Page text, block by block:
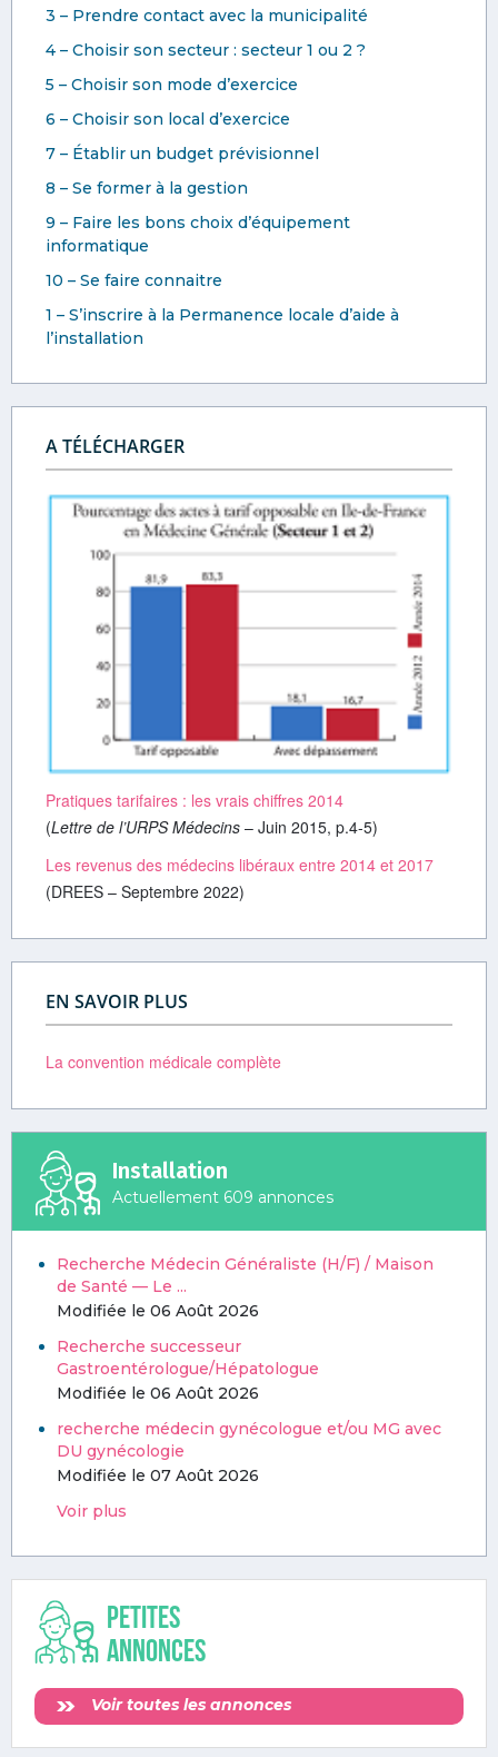
3 – Prendre contact avec la municipalité
4 – Choisir son secteur : secteur 1 ou 2 ?
5 – Choisir son mode d’exercice
6 – Choisir son local d’exercice
7 – Établir un budget prévisionnel
8 – Se former à la gestion
9 – Faire les bons choix d’équipement
informatique
10 – Se faire connaitre
1 – S’inscrire à la Permanence locale d’aide à
l’installation
A TÉLÉCHARGER
Pratiques tarifaires : les vrais chiffres 2014
(Lettre de l’URPS Médecins – Juin 2015, p.4-5)
Les revenus des médecins libéraux entre 2014 et 2017
(DREES – Septembre 2022)
EN SAVOIR PLUS
La convention médicale complète
Installation
Actuellement 609 annonces
Recherche Médecin Généraliste (H/F) / Maison
de Santé — Le ...
Modifiée le 06 Août 2026
Recherche successeur
Gastroentérologue/Hépatologue
Modifiée le 06 Août 2026
recherche médecin gynécologue et/ou MG avec
DU gynécologie
Modifiée le 07 Août 2026
Voir plus
Petites
annonces
Voir toutes les annonces